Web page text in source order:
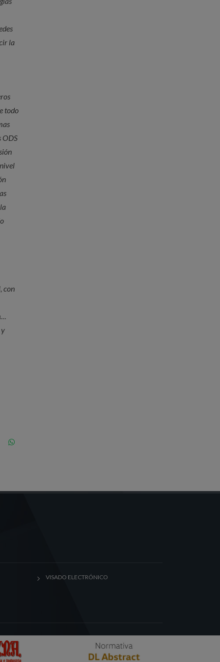
la
todo
ODS
con
y
VISADO ELECTRÓNICO